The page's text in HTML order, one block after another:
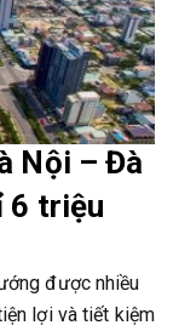
Nội – Đà
6 triệu
được nhiều
lợi và tiết kiệm